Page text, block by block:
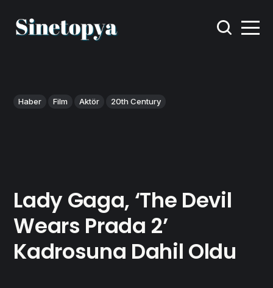
Haber Film Aktör 20th Century
Lady Gaga, ‘The Devil
Wears Prada 2’
Kadrosuna Dahil Oldu